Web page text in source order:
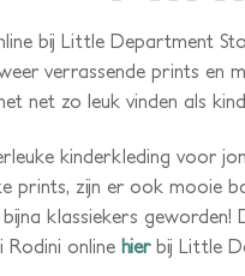
bij Little Department
verrassende prints en
net zo leuk vinden als
kinderkleding voor
prints, zijn er ook mooie
klassiekers geworden!
Rodini online hier bij Little